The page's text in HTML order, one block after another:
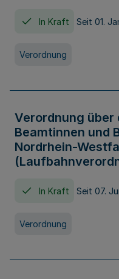
In Kraft Seit 01.
Verordnung
Verordnung über
Beamtinnen und
Nordrhein-
In Kraft Seit 07.
Verordnung